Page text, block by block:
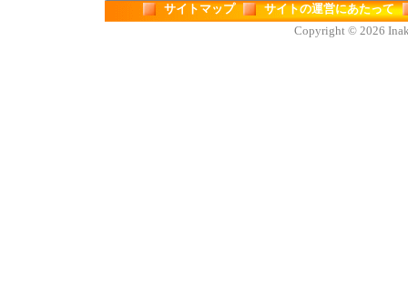
サイトマップ
サイトの運営にあたって
Copyright © 2026